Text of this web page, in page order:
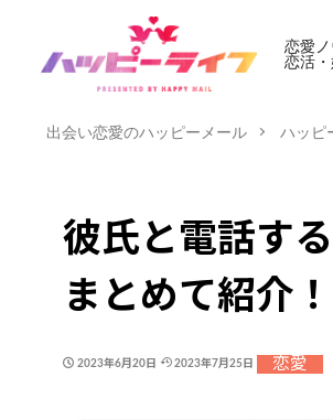
恋愛
恋活・
出会い恋愛のハッピーメール ハッピ
彼氏と電話す
まとめて紹介！
2023年6月20日 2023年7月25日 恋愛